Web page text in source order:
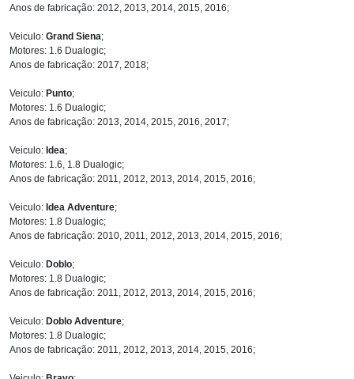
Anos de fabricação: 2012, 2013, 2014, 2015, 2016;
Veiculo: Grand Siena;
Motores: 1.6 Dualogic;
Anos de fabricação: 2017, 2018;
Veiculo: Punto;
Motores: 1.6 Dualogic;
Anos de fabricação: 2013, 2014, 2015, 2016, 2017;
Veiculo: Idea;
Motores: 1.6, 1.8 Dualogic;
Anos de fabricação: 2011, 2012, 2013, 2014, 2015, 2016;
Veiculo: Idea Adventure;
Motores: 1.8 Dualogic;
Anos de fabricação: 2010, 2011, 2012, 2013, 2014, 2015, 2016;
Veiculo: Doblo;
Motores: 1.8 Dualogic;
Anos de fabricação: 2011, 2012, 2013, 2014, 2015, 2016;
Veiculo: Doblo Adventure;
Motores: 1.8 Dualogic;
Anos de fabricação: 2011, 2012, 2013, 2014, 2015, 2016;